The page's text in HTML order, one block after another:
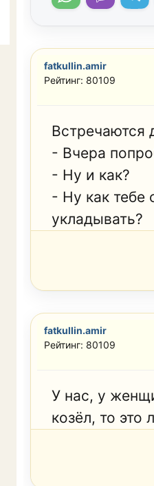
fatkullin.amir
Рейтинг: 80109
Встречаются
- Вчера
- Ну и как?
- Ну как тебе
укладывать?
fatkullin.amir
Рейтинг: 80109
У нас, у
козёл, то это